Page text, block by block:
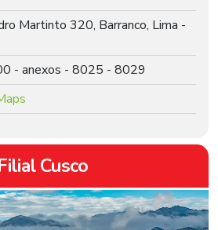
Martinto 320, Barranco, Lima -
- anexos - 8025 - 8029
Cusco